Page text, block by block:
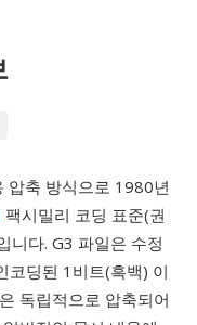
압축 방식으로 1980년
팩시밀리 코딩 표준(권
니다. G3 파일은 수정
코딩된 1비트(흑백) 이
독립적으로 압축되어